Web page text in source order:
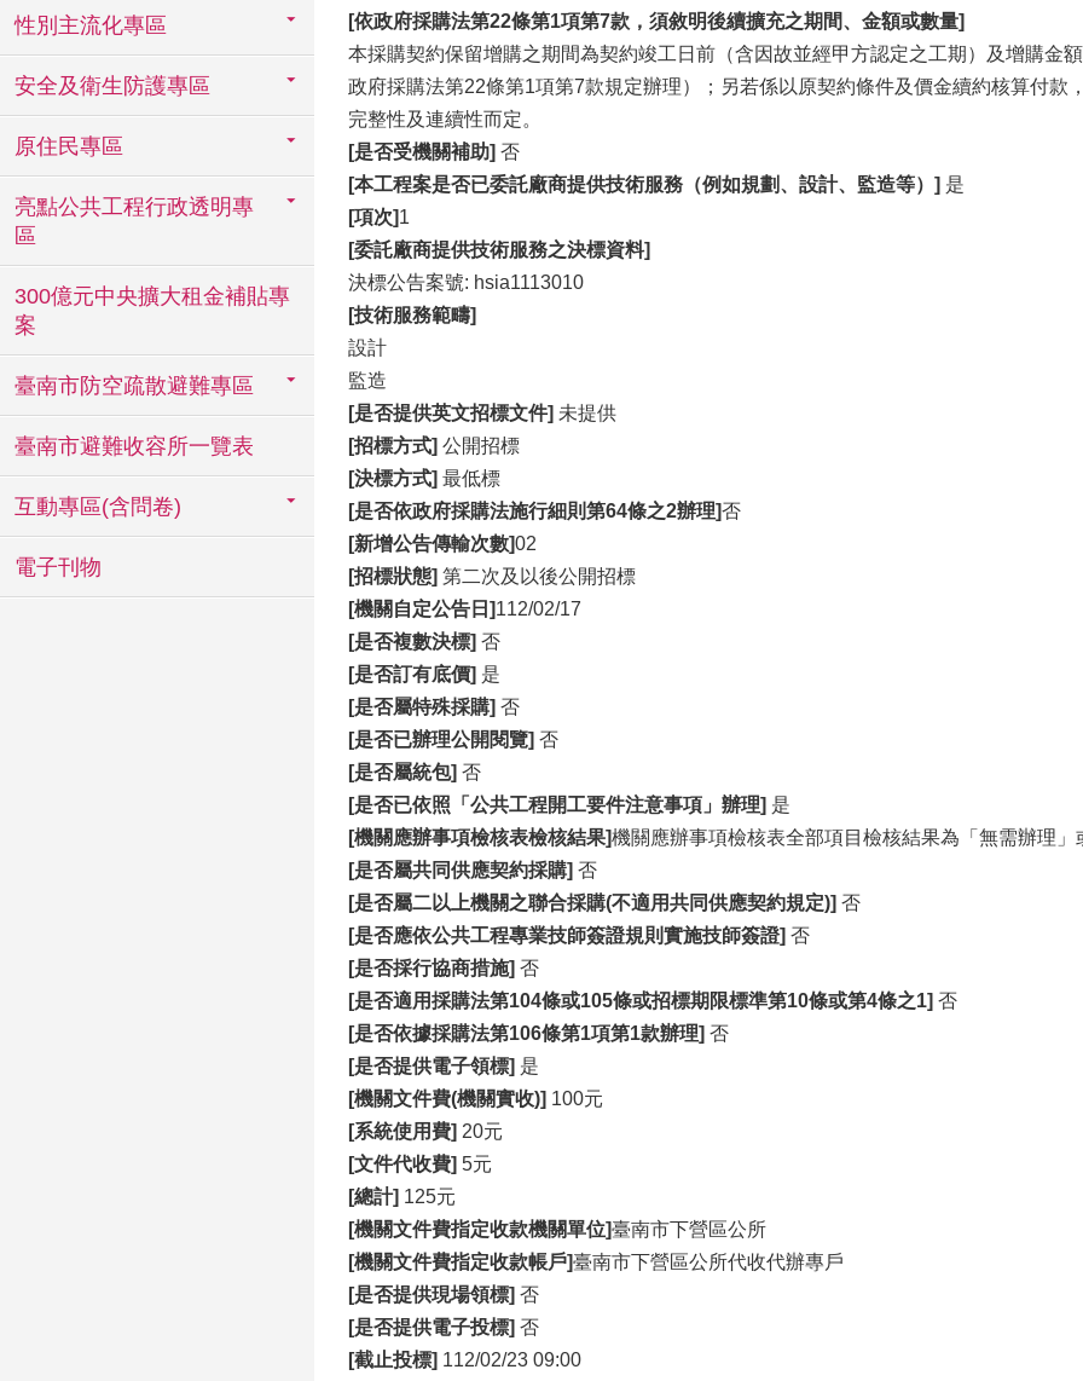
性別主流化專區
安全及衛生防護專區
原住民專區
亮點公共工程行政透明專
區
300億元中央擴大租金補貼專
案
臺南市防空疏散避難專區
臺南市避難收容所一覽表
互動專區(含問卷)
電子刊物
[依政府採購法第22條第1項第7款，須敘明後續擴充之期間、金額或數量]
本採購契約保留增購之期間為契約竣工日前（含因故並經甲方認定之工期）及增購金
政府採購法第22條第1項第7款規定辦理）；另若係以原契約條件及價金續約核算付款
完整性及連續性而定。
[是否受機關補助] 否
[本工程案是否已委託廠商提供技術服務（例如規劃、設計、監造等）] 是
[項次]1
[委託廠商提供技術服務之決標資料]
決標公告案號: hsia1113010
[技術服務範疇]
設計
監造
[是否提供英文招標文件] 未提供
[招標方式] 公開招標
[決標方式] 最低標
[是否依政府採購法施行細則第64條之2辦理]否
[新增公告傳輸次數]02
[招標狀態] 第二次及以後公開招標
[機關自定公告日]112/02/17
[是否複數決標] 否
[是否訂有底價] 是
[是否屬特殊採購] 否
[是否已辦理公開閱覽] 否
[是否屬統包] 否
[是否已依照「公共工程開工要件注意事項」辦理] 是
[機關應辦事項檢核表檢核結果]機關應辦事項檢核表全部項目檢核結果為「無需辦理」
[是否屬共同供應契約採購] 否
[是否屬二以上機關之聯合採購(不適用共同供應契約規定)] 否
[是否應依公共工程專業技師簽證規則實施技師簽證] 否
[是否採行協商措施] 否
[是否適用採購法第104條或105條或招標期限標準第10條或第4條之1] 否
[是否依據採購法第106條第1項第1款辦理] 否
[是否提供電子領標] 是
[機關文件費(機關實收)] 100元
[系統使用費] 20元
[文件代收費] 5元
[總計] 125元
[機關文件費指定收款機關單位]臺南市下營區公所
[機關文件費指定收款帳戶]臺南市下營區公所代收代辦專戶
[是否提供現場領標] 否
[是否提供電子投標] 否
[截止投標] 112/02/23 09:00